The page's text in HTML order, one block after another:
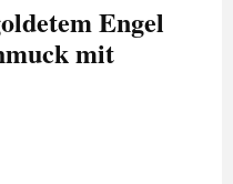
Engel
mit